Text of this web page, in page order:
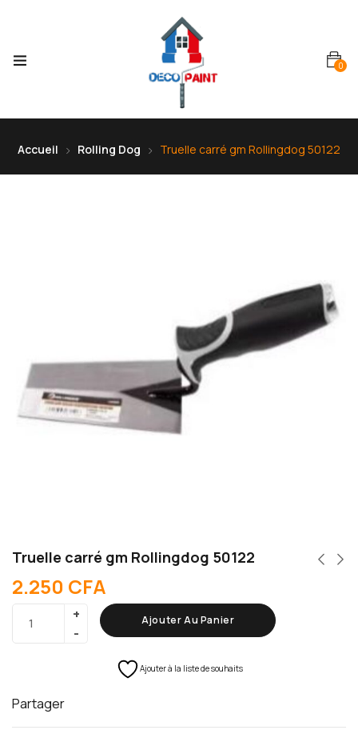
0
Accueil Rolling Dog Truelle carré gm Rollingdog 50122
Truelle carré gm Rollingdog 50122
2.250 CFA
Ajouter Au Panier
Ajouter à la liste de souhaits
Partager